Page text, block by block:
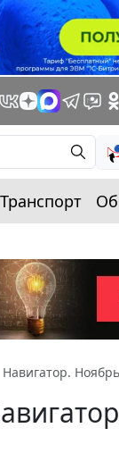
Транспорт
Навигатор.